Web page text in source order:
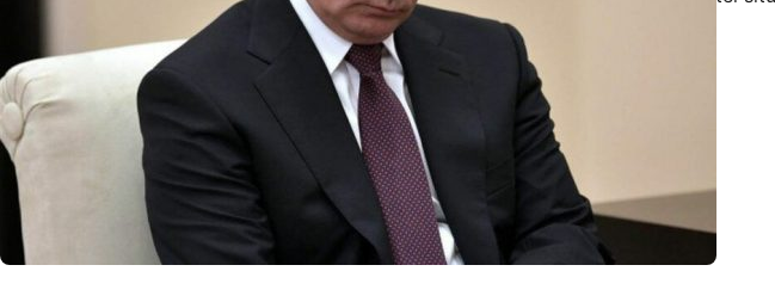
internațională.
by 16 februarie 2026